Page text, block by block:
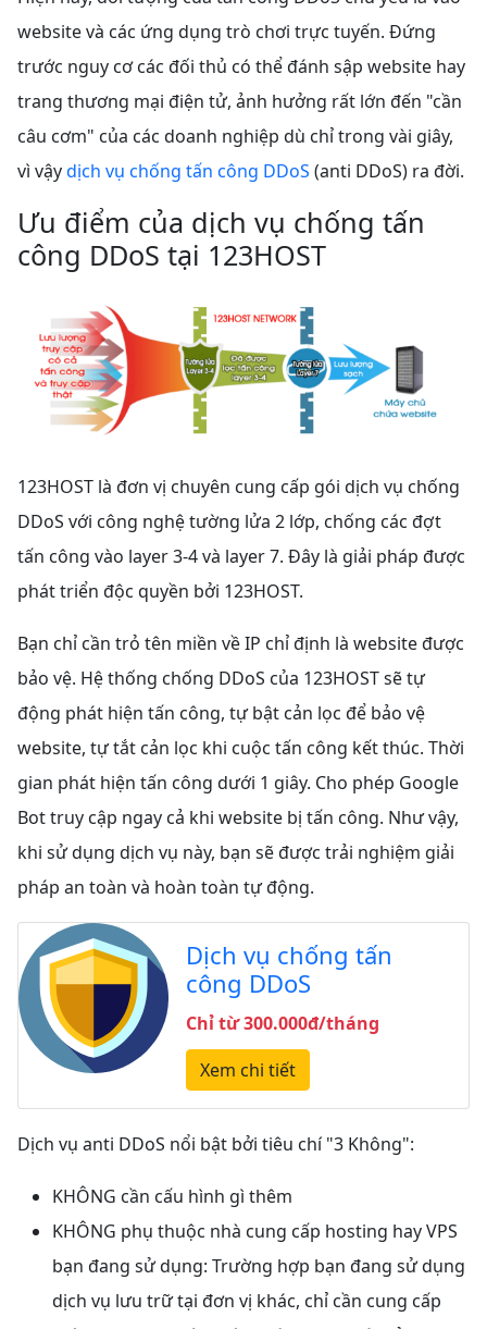
website và các ứng dụng trò chơi trực tuyến. Đứng
trước nguy cơ các đối thủ có thể đánh sập website hay
trang thương mại điện tử, ảnh hưởng rất lớn đến "cần
câu cơm" của các doanh nghiệp dù chỉ trong vài giây,
vì vậydịch vụ chống tấn công DDoS (anti DDoS) ra đời.
Ưu điểm của dịch vụ chống tấn
công DDoS tại 123HOST
123HOST là đơn vị chuyên cung cấp gói dịch vụ chống
DDoS với công nghệ tường lửa 2 lớp, chống các đợt
tấn công vào layer 3-4 và layer 7. Đây là giải pháp được
phát triển độc quyền bởi 123HOST.
Bạn chỉ cần trỏ tên miền về IP chỉ định là website được
bảo vệ. Hệ thống chống DDoS của 123HOST sẽ tự
động phát hiện tấn công, tự bật cản lọc để bảo vệ
website, tự tắt cản lọc khi cuộc tấn công kết thúc. Thời
gian phát hiện tấn công dưới 1 giây. Cho phép Google
Bot truy cập ngay cả khi website bị tấn công. Như vậy,
khi sử dụng dịch vụ này, bạn sẽ được trải nghiệm giải
pháp an toàn và hoàn toàn tự động.
Dịch vụ chống tấn
công DDoS
Chỉ từ 300.000đ/tháng
Xem chi tiết
Dịch vụ anti DDoS nổi bật bởi tiêu chí "3 Không":
KHÔNG cần cấu hình gì thêm
KHÔNG phụ thuộc nhà cung cấp hosting hay VPS
bạn đang sử dụng: Trường hợp bạn đang sử dụng
dịch vụ lưu trữ tại đơn vị khác, chỉ cần cung cấp